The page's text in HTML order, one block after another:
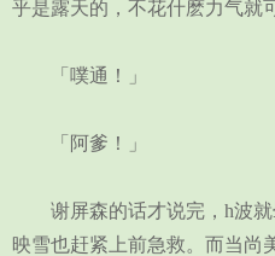
乎是露天的，不花什麽力气就
「噗通！」
「阿爹！」
谢屏森的话才说完，h波就
映雪也赶紧上前急救。而当尚